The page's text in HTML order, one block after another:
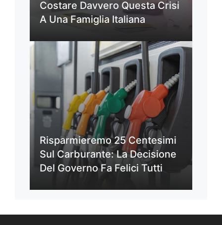
Costare Davvero Questa Crisi
A Una Famiglia Italiana
Risparmieremo 25 Centesimi
Sul Carburante: La Decisione
Del Governo Fa Felici Tutti